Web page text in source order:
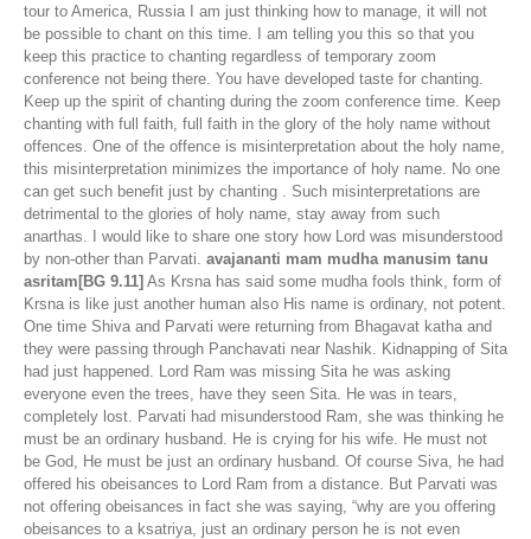
tour to America, Russia I am just thinking how to manage, it will not
be possible to chant on this time. I am telling you this so that you
keep this practice to chanting regardless of temporary zoom
conference not being there. You have developed taste for chanting.
Keep up the spirit of chanting during the zoom conference time. Keep
chanting with full faith, full faith in the glory of the holy name without
offences. One of the offence is misinterpretation about the holy name,
this misinterpretation minimizes the importance of holy name. No one
can get such benefit just by chanting . Such misinterpretations are
detrimental to the glories of holy name, stay away from such
anarthas. I would like to share one story how Lord was misunderstood
by non-other than Parvati. avajananti mam mudha manusim tanu
asritam[BG 9.11] As Krsna has said some mudha fools think, form of
Krsna is like just another human also His name is ordinary, not potent.
One time Shiva and Parvati were returning from Bhagavat katha and
they were passing through Panchavati near Nashik. Kidnapping of Sita
had just happened. Lord Ram was missing Sita he was asking
everyone even the trees, have they seen Sita. He was in tears,
completely lost. Parvati had misunderstood Ram, she was thinking he
must be an ordinary husband. He is crying for his wife. He must not
be God, He must be just an ordinary husband. Of course Siva, he had
offered his obeisances to Lord Ram from a distance. But Parvati was
not offering obeisances in fact she was saying, “why are you offering
obeisances to a ksatriya, just an ordinary person he is not even